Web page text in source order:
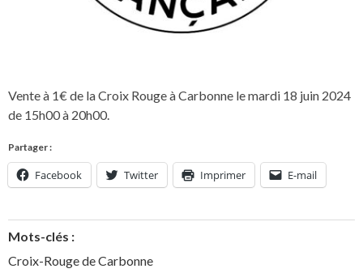
Vente à 1€ de la Croix Rouge à Carbonne le mardi 18 juin 2024
de 15h00 à 20h00.
Partager :
Facebook Twitter Imprimer E-mail
Mots-clés :
Croix-Rouge de Carbonne